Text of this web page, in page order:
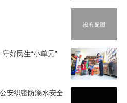
好民生“小单元”
安织密防溺水安全